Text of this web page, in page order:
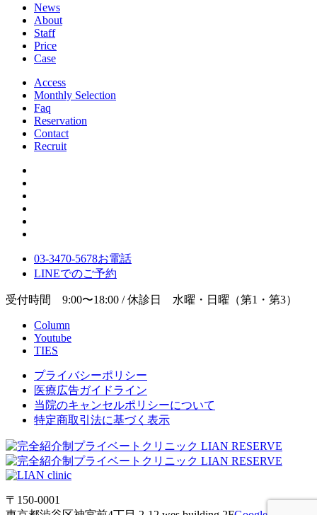
News
About
Staff
Price
Case
Access
Monthly Selection
Faq
Reservation
Contact
Recruit
03-3470-5678お電話
LINEでのご予約
受付時間 9:00〜18:00 / 休診日 水曜・日曜（第1・第3）
Column
Youtube
TIES
プライバシーポリシー
医療広告ガイドライン
当院のキャンセルポリシーについて
特定商取引法に基づく表示
〒150-0001